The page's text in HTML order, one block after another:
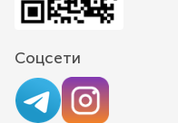
Соцсети